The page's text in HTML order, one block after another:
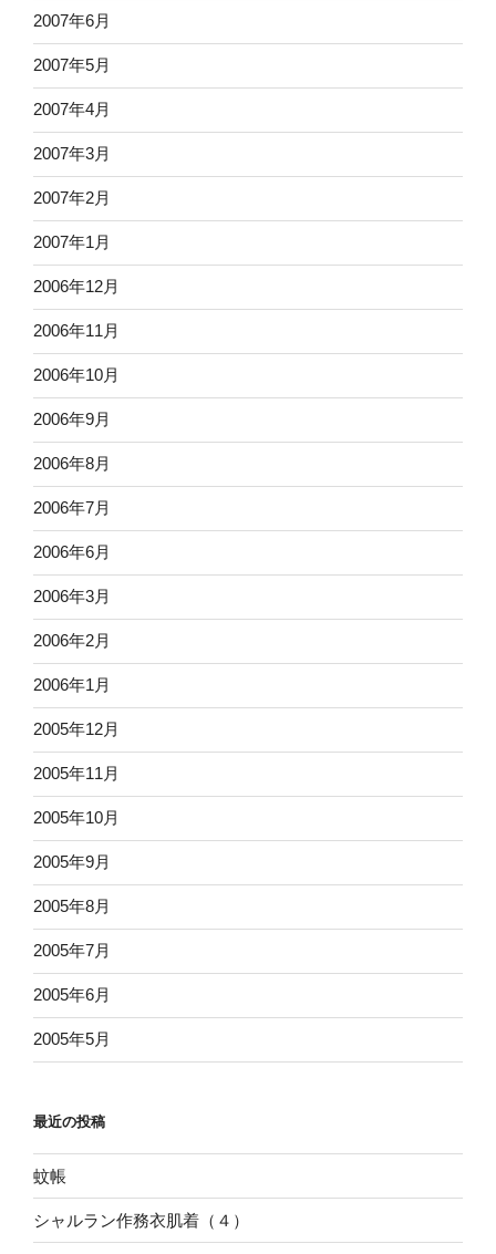
2007年6月
2007年5月
2007年4月
2007年3月
2007年2月
2007年1月
2006年12月
2006年11月
2006年10月
2006年9月
2006年8月
2006年7月
2006年6月
2006年3月
2006年2月
2006年1月
2005年12月
2005年11月
2005年10月
2005年9月
2005年8月
2005年7月
2005年6月
2005年5月
最近の投稿
蚊帳
シャルラン作務衣肌着（４）